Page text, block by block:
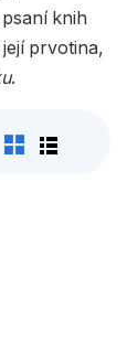
knih
prvotina,
.